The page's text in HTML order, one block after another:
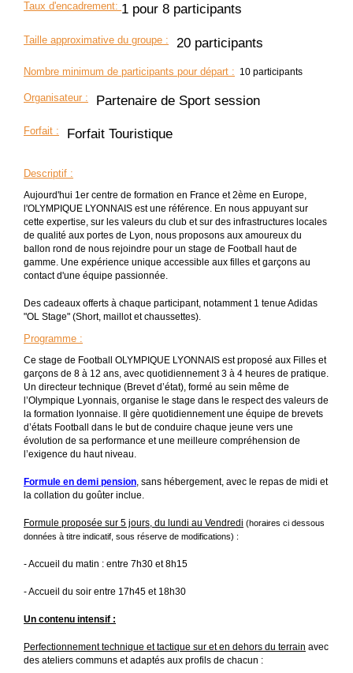
Taux d'encadrement: 1 pour 8 participants
Taille approximative du groupe : 20 participants
Nombre minimum de participants pour départ : 10 participants
Organisateur : Partenaire de Sport session
Forfait : Forfait Touristique
Descriptif :
Aujourd'hui 1er centre de formation en France et 2ème en Europe,
l'OLYMPIQUE LYONNAIS est une référence. En nous appuyant sur
cette expertise, sur les valeurs du club et sur des infrastructures locales
de qualité aux portes de Lyon, nous proposons aux amoureux du
ballon rond de nous rejoindre pour un stage de Football haut de
gamme. Une expérience unique accessible aux filles et garçons au
contact d'une équipe passionnée.
Des cadeaux offerts à chaque participant, notamment 1 tenue Adidas
"OL Stage" (Short, maillot et chaussettes).
Programme :
Ce stage de Football OLYMPIQUE LYONNAIS est proposé aux Filles et
garçons de 8 à 12 ans, avec quotidiennement 3 à 4 heures de pratique.
Un directeur technique (Brevet d’état), formé au sein même de
l’Olympique Lyonnais, organise le stage dans le respect des valeurs de
la formation lyonnaise. Il gère quotidiennement une équipe de brevets
d’états Football dans le but de conduire chaque jeune vers une
évolution de sa performance et une meilleure compréhension de
l’exigence du haut niveau.
Formule en demi pension, sans hébergement, avec le repas de midi et
la collation du goûter inclue.
Formule proposée sur 5 jours, du lundi au Vendredi (horaires ci dessous
données à titre indicatif, sous réserve de modifications) :
- Accueil du matin : entre 7h30 et 8h15
- Accueil du soir entre 17h45 et 18h30
Un contenu intensif :
Perfectionnement technique et tactique sur et en dehors du terrain avec
des ateliers communs et adaptés aux profils de chacun :